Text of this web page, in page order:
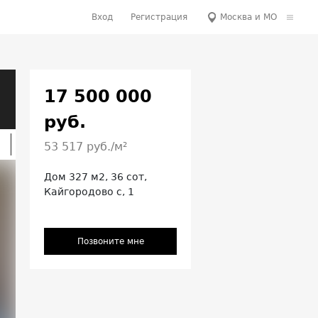
Вход Регистрация Москва и МО
17 500 000
руб.
53 517 руб./м²
Дом 327 м2, 36 сот,
Кайгородово с, 1
Позвоните мне